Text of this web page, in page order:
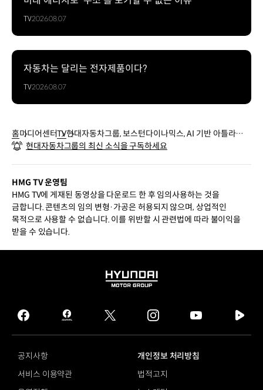
TV2026.08.07
자동차는 달리는 전자제품이다?
TV2026.08.07
홈미디어센터TV현대자동차그룹, 보스턴다이나믹스, AI 기반 아틀라스
작업 영상 공개
현대자동차그룹의 최신 소식을 구독하세요
HMG TV 운영팀
HMG TV에 게재된 동영상을 다운로드 한 후 임의사용하는 것을
금합니다. 콘텐츠의 임의 변형·가공은 허용되지 않으며, 상업적인
목적으로 사용할 수 없습니다. 이를 위반할 시 관련법에 따라 불이익을
받을 수 있습니다.
HYUNDAI
GROUP
facebook
hmg
journal
twitter instagram
tv
공지사항
개인정보 처리방침
서비스 이용약관
법적고지